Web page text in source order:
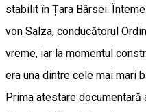
stabilit în Țara Bârsei.
von Salza, conducătorul
vreme, iar la momentul
era una dintre cele mai mari
Prima atestare